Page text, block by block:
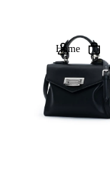
Home